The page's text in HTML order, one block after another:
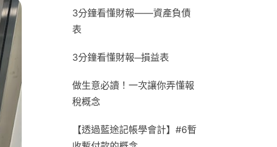
3分鐘看懂財報——資產負債
表
3分鐘看懂財報─損益表
做生意必讀！一次讓你弄懂報
稅概念
【透過藍途記帳學會計】#6暫